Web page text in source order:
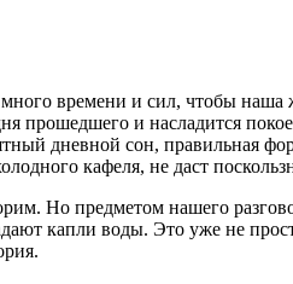
времени и сил, чтобы наша
прошедшего и насладится
дневной сон, правильная
кафеля, не даст
Но предметом нашего
капли воды. Это уже не